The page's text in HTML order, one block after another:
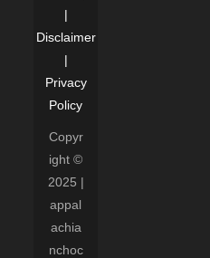
|
Disclaimer
|
Privacy
Policy
Copyr
ight ©
2025 |
appal
achia
nchoc